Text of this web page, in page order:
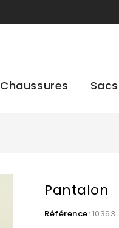
Chaussures
Pantalon
Référence: 10363